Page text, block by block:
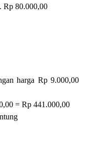
harga Rp 9.000,00
= Rp 441.000,00